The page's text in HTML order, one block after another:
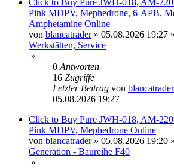
Pink MDPV, Mephedrone, 6-APB,
Amphetamine Online
von blancatrader» 05.08.2026 19:27
Werkstätten, Service
»
0 Antworten
16 Zugriffe
Letzter Beitrag von blancatrader
05.08.2026 19:27
Click to Buy Pure JWH-018, AM-
Pink MDPV, Mephedrone Online
von blancatrader» 05.08.2026 19:20
Generation - Baureihe F40
»